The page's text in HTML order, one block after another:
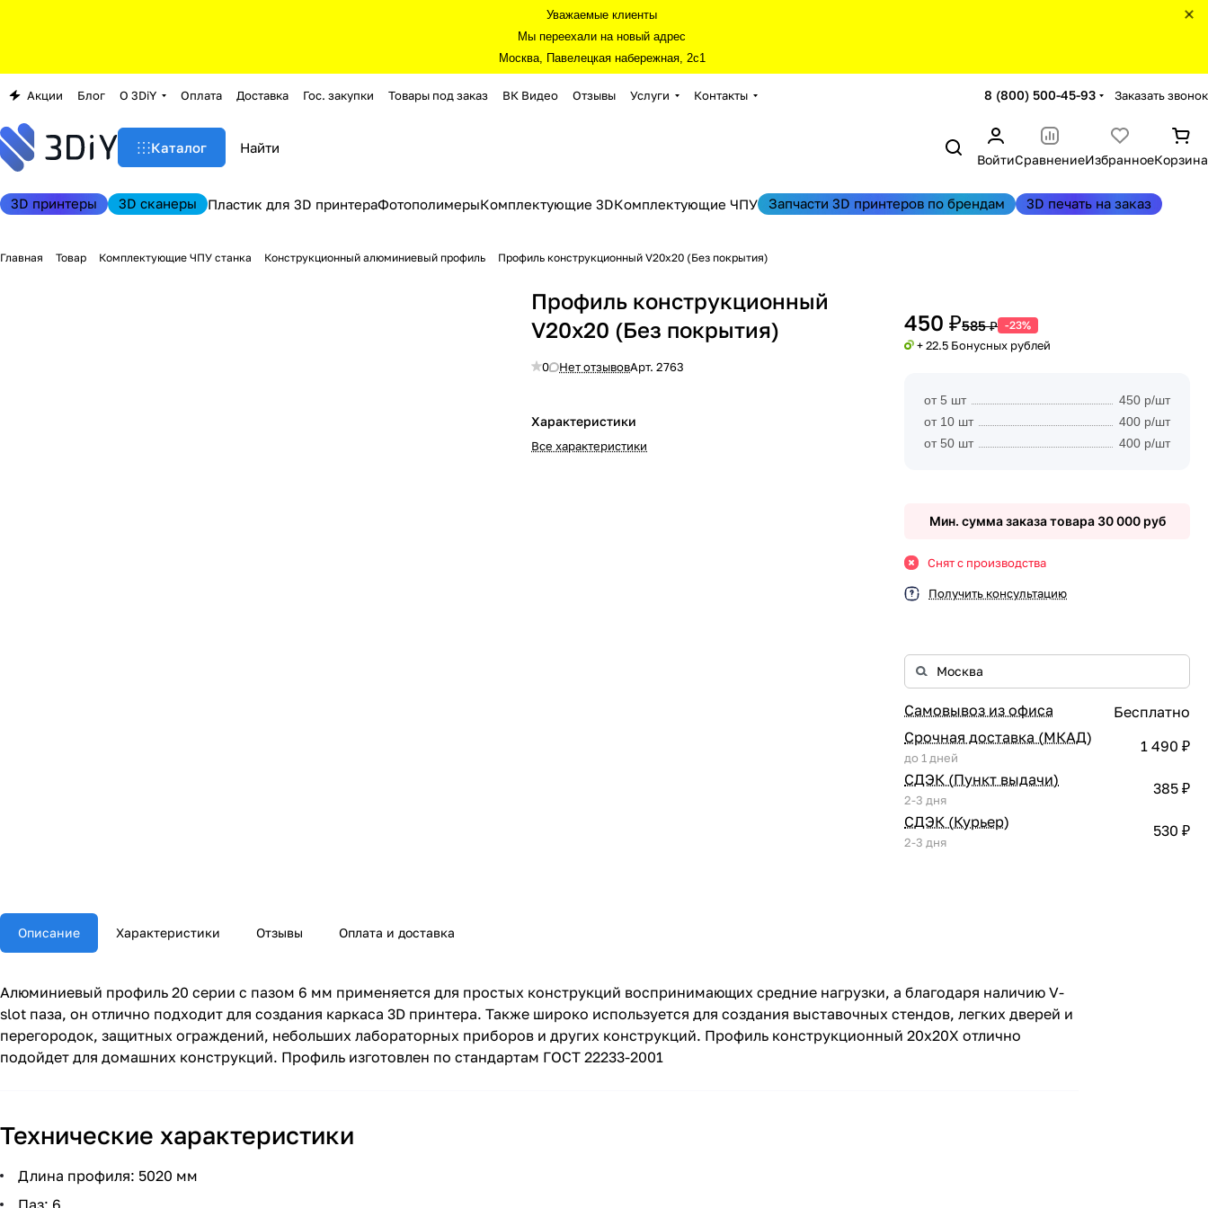
Уважаемые клиенты
Мы переехали на новый адрес
Москва, Павелецкая набережная, 2с1
Акции Блог О 3DiY Оплата Доставка Гос. закупки Товары под заказ ВК Видео Отзывы Услуги Контакты 8 (800) 500-45-93 Заказать звонок
Каталог
ВойтиСравнениеИзбранноеКорзина
3D принтеры 3D сканеры Пластик для 3D принтераФотополимерыКомплектующие 3DКомплектующие ЧПУ Запчасти 3D принтеров по брендам 3D печать на заказ
Главная Товар Комплектующие ЧПУ станка Конструкционный алюминиевый профиль Профиль конструкционный V20х20 (Без покрытия)
Профиль конструкционный
V20х20 (Без покрытия)
0 Нет отзывовАрт.2763
Характеристики
Все характеристики
450 ₽585 ₽ -23%
+ 22.5 Бонусных рублей
от 5 шт
450 р/шт
от 10 шт
400 р/шт
от 50 шт
400 р/шт
Мин. сумма заказа товара 30 000 руб
Снят с производства
Получить консультацию
Самовывоз из офиса
Бесплатно
Срочная доставка (МКАД)
до 1 дней
1 490 ₽
СДЭК (Пункт выдачи)
2-3 дня
385 ₽
СДЭК (Курьер)
2-3 дня
530 ₽
Описание Характеристики Отзывы Оплата и доставка
Алюминиевый профиль 20 серии с пазом 6 мм применяется для простых конструкций воспринимающих средние нагрузки, а благодаря наличию V-
slot паза, он отлично подходит для создания каркаса 3D принтера. Также широко используется для создания выставочных стендов, легких дверей и
перегородок, защитных ограждений, небольших лабораторных приборов и других конструкций. Профиль конструкционный 20х20X отлично
подойдет для домашних конструкций. Профиль изготовлен по стандартам ГОСТ 22233-2001
Технические характеристики
Длина профиля: 5020 мм
Паз: 6